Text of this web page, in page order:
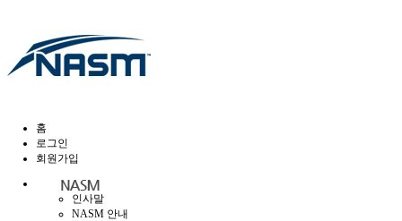
홈
로그인
회원가입
인사말
NASM 안내